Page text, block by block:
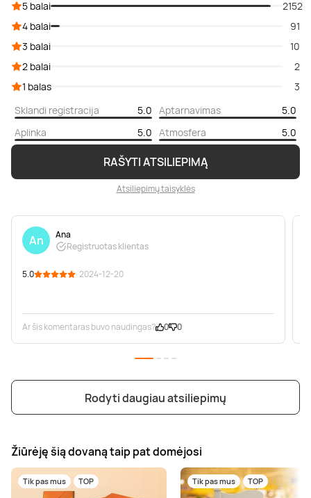
RAŠYTI ATSILIEPIMĄ
Atsiliepimų taisyklės
5 balai
2152
4 balai
91
3 balai
10
2 balai
2
1 balas
3
Sklandi registracija
5.0 Aptarnavimas
5.0
Aplinka
5.0 Atmosfera 5.0
An
Ana
Registruotas klientas
5.0 · 2024-12-20
Ar šis komentaras buvo naudingas? 0 0
Rodyti daugiau atsiliepimų
Žiūrėję šią dovaną taip pat domėjosi
Tik pas mus TOP Tik pas mus TOP